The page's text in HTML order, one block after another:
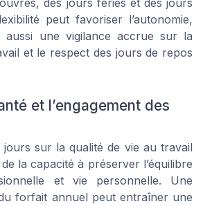
des jours fériés et des jours
peut favoriser l’autonomie,
aussi une vigilance accrue sur la
et le respect des jours de repos
et l’engagement des
jours sur la qualité de vie au travail
la capacité à préserver l’équilibre
et vie personnelle. Une
forfait annuel peut entraîner une